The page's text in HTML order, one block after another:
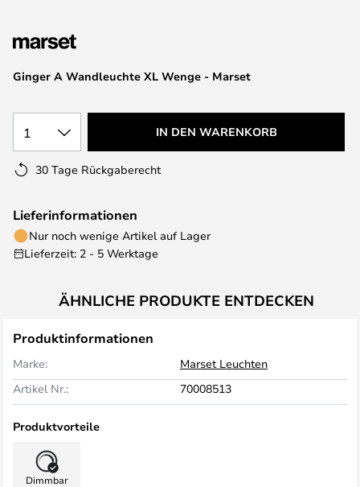
Ginger A Wandleuchte XL Wenge - Marset
1 IN DEN WARENKORB
30 Tage Rückgaberecht
Lieferinformationen
Nur noch wenige Artikel auf Lager
Lieferzeit: 2 - 5 Werktage
ÄHNLICHE PRODUKTE ENTDECKEN
Produktinformationen
Marke:
Marset Leuchten
Artikel Nr.:
70008513
Produktvorteile
Dimmbar